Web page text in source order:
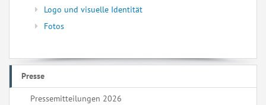
Logo und visuelle Identität
Fotos
Presse
Pressemitteilungen 2026